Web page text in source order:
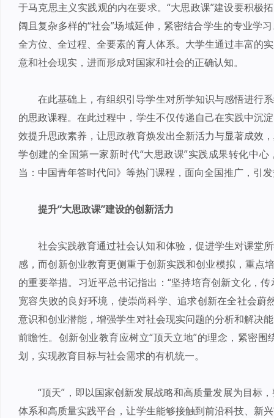
于马克思主义实践观的内在要求。“大思政课”建设要积极
阔且复杂多样的“社会”场域延伸，紧密结合学生的专业学
全方位、全过程、全要素的育人体系。大学生通过丰富的
意和社会现实，进而形成对国家和社会的正确认知。
在此基础上，有组织引导学生对所学知识与感悟进行
的思政课程。在此过程中，学生不仅传递自己在实践中沉
效提升思政素养，让思政教育焕发出全新活力与显著成效
学创建的全国第一家新时代“大思政课”实践成果转化中
当：中国青年答时代问》等热门课程，面向全国推广，引
提升“大思政课”建设的创新活力
社会实践教育通过社会认知和体验，促进学生对课堂
感，而创新创业教育更侧重于创新实践和创业模拟，重点
的重要举措。习近平总书记指出：“坚持培育创新文化，
宽容失败的良好环境，使崇尚科学、追求创新在全社会蔚
意识和创业潜能，增强学生对社会现实问题的分析和解决
前瞻性。创新创业教育应树立“顶天立地”的理念，紧密
划，实现教育目标与社会需求的有机统一。
“顶天”，即以国家创新发展战略和高质量发展为目标
体系和高质量实践平台，让学生能够接触到前沿科技、新